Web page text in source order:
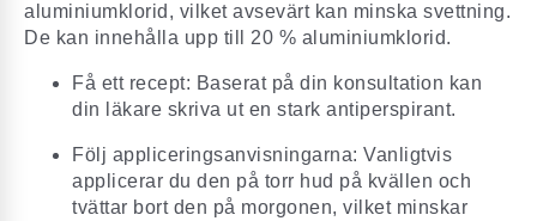
aluminiumklorid, vilket avsevärt kan minska svettning.
De kan innehålla upp till 20 % aluminiumklorid.
Få ett recept: Baserat på din konsultation kan
din läkare skriva ut en stark antiperspirant.
Följ appliceringsanvisningarna: Vanligtvis
applicerar du den på torr hud på kvällen och
tvättar bort den på morgonen, vilket minskar